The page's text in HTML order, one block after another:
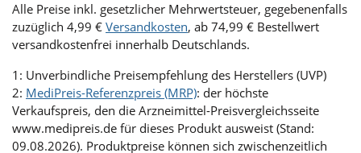
Alle Preise inkl. gesetzlicher Mehrwertsteuer, gegebenenfalls
zuzüglich 4,99 € Versandkosten, ab 74,99 € Bestellwert
versandkostenfrei innerhalb Deutschlands.
1: Unverbindliche Preisempfehlung des Herstellers (UVP)
2: MediPreis-Referenzpreis (MRP): der höchste
Verkaufspreis, den die Arzneimittel-Preisvergleichsseite
www.medipreis.de für dieses Produkt ausweist (Stand:
09.08.2026). Produktpreise können sich zwischenzeitlich